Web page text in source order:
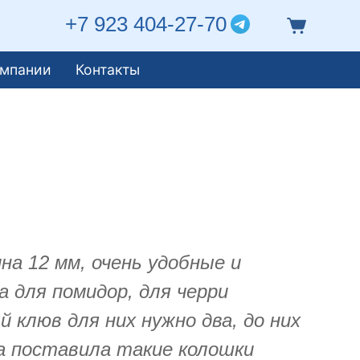
+7 923 404-27-70
Контакты
12 мм, очень удобные и
для помидор, для черри
клюв для них нужно два, до них
поставила такие колошки